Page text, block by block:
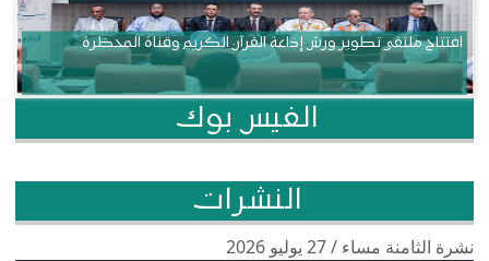
افتتاح ملتقى تطوير ورش إذاعة القرآن الكريم وقناة المحظرة
الفيس بوك
النشرات
نشرة الثامنة مساء / 27 يوليو 2026